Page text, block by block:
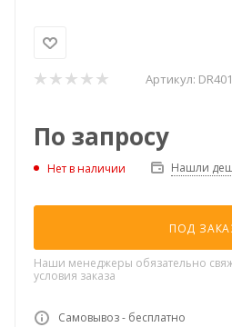
Артикул:
По запросу
Нет в наличии Нашли
ПОД
Наши менеджеры обязательно
условия заказа
Самовывоз - бесплатно